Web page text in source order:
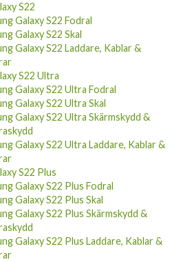
S22
Galaxy S22 Fodral
Galaxy S22 Skal
Galaxy S22 Laddare, Kablar &
S22 Ultra
Galaxy S22 Ultra Fodral
Galaxy S22 Ultra Skal
Galaxy S22 Ultra Skärmskydd &
Galaxy S22 Ultra Laddare, Kablar &
S22 Plus
Galaxy S22 Plus Fodral
Galaxy S22 Plus Skal
Galaxy S22 Plus Skärmskydd &
Galaxy S22 Plus Laddare, Kablar &